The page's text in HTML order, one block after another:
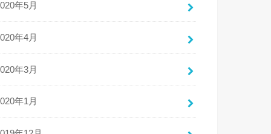
年5月
年4月
年3月
年1月